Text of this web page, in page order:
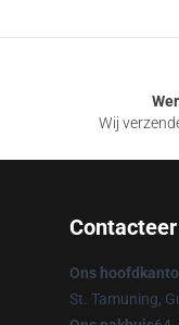
Wij
Ons
St. Tamuning,